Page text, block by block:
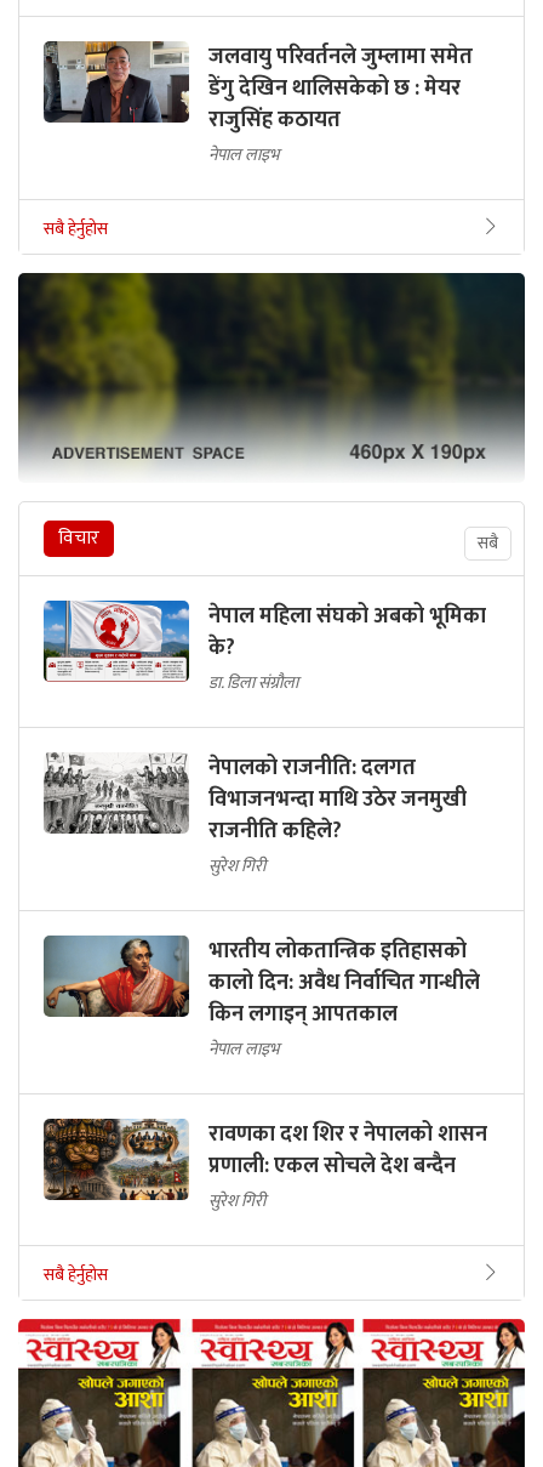
जलवायु परिवर्तनले जुम्लामा समेत
डेंगु देखिन थालिसकेको छ : मेयर
राजुसिंह कठायत
नेपाल लाइभ
सबै हेर्नुहोस
विचार सबै
नेपाल महिला संघको अबको भूमिका
के?
डा. डिला संग्रौला
नेपालको राजनीति: दलगत
विभाजनभन्दा माथि उठेर जनमुखी
राजनीति कहिले?
सुरेश गिरी
भारतीय लोकतान्त्रिक इतिहासको
कालो दिन: अवैध निर्वाचित गान्धीले
किन लगाइन् आपतकाल
नेपाल लाइभ
रावणका दश शिर र नेपालको शासन
प्रणाली: एकल सोचले देश बन्दैन
सुरेश गिरी
सबै हेर्नुहोस